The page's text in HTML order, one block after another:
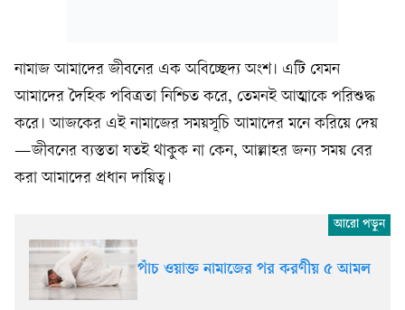
নামাজ আমাদের জীবনের এক অবিচ্ছেদ্য অংশ। এটি যেমন
আমাদের দৈহিক পবিত্রতা নিশ্চিত করে, তেমনই আত্মাকে পরিশুদ্ধ
করে। আজকের এই নামাজের সময়সূচি আমাদের মনে করিয়ে দেয়
—জীবনের ব্যস্ততা যতই থাকুক না কেন, আল্লাহর জন্য সময় বের
করা আমাদের প্রধান দায়িত্ব।
পাঁচ ওয়াক্ত নামাজের পর করণীয় ৫ আমল